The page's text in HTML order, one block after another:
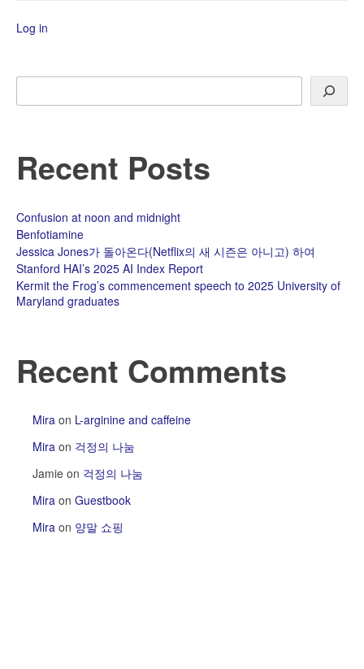
Log in
Search
Recent Posts
Confusion at noon and midnight
Benfotiamine
Jessica Jones가 돌아온다(Netflix의 새 시즌은 아니고) 하여
Stanford HAI’s 2025 AI Index Report
Kermit the Frog’s commencement speech to 2025 University of
Maryland graduates
Recent Comments
Mira on L-arginine and caffeine
Mira on 걱정의 나눔
Jamie on 걱정의 나눔
Mira on Guestbook
Mira on 양말 쇼핑